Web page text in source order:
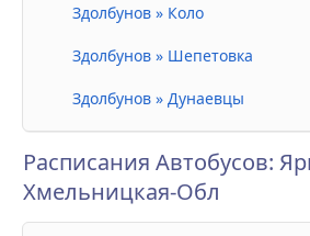
Здолбунов » Коло
Здолбунов » Шепетовка
Здолбунов » Дунаевцы
Расписания Автобусов:
Хмельницкая-Обл